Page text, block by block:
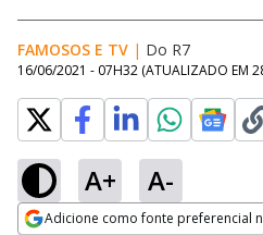
FAMOSOS E TV | Do R7
16/06/2021 - 07H32 (ATUALIZADO EM
A+ A-
Adicione como fonte preferencial